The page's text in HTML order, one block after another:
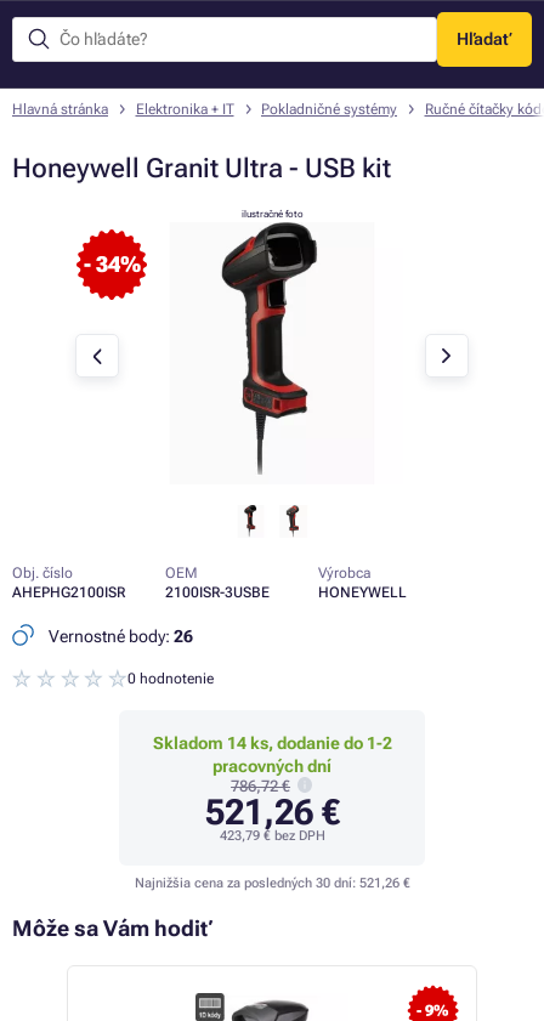
Hľadať
Menu
Hlavná stránka Elektronika + IT Pokladničné systémy Ručné čítačky
Honeywell Granit Ultra - USB kit
- 34%
ilustračné foto
Obj. číslo
AHEPHG2100ISR
OEM
2100ISR-3USBE
Výrobca
HONEYWELL
Vernostné body: 26
0 hodnotenie
Skladom 14 ks, dodanie do 1-2
pracovných dní
786,72 €
521,26 €
423,79 €bez DPH
Najnižšia cena za posledných 30 dní: 521,26 €
Môže sa Vám hodiť
- 9%